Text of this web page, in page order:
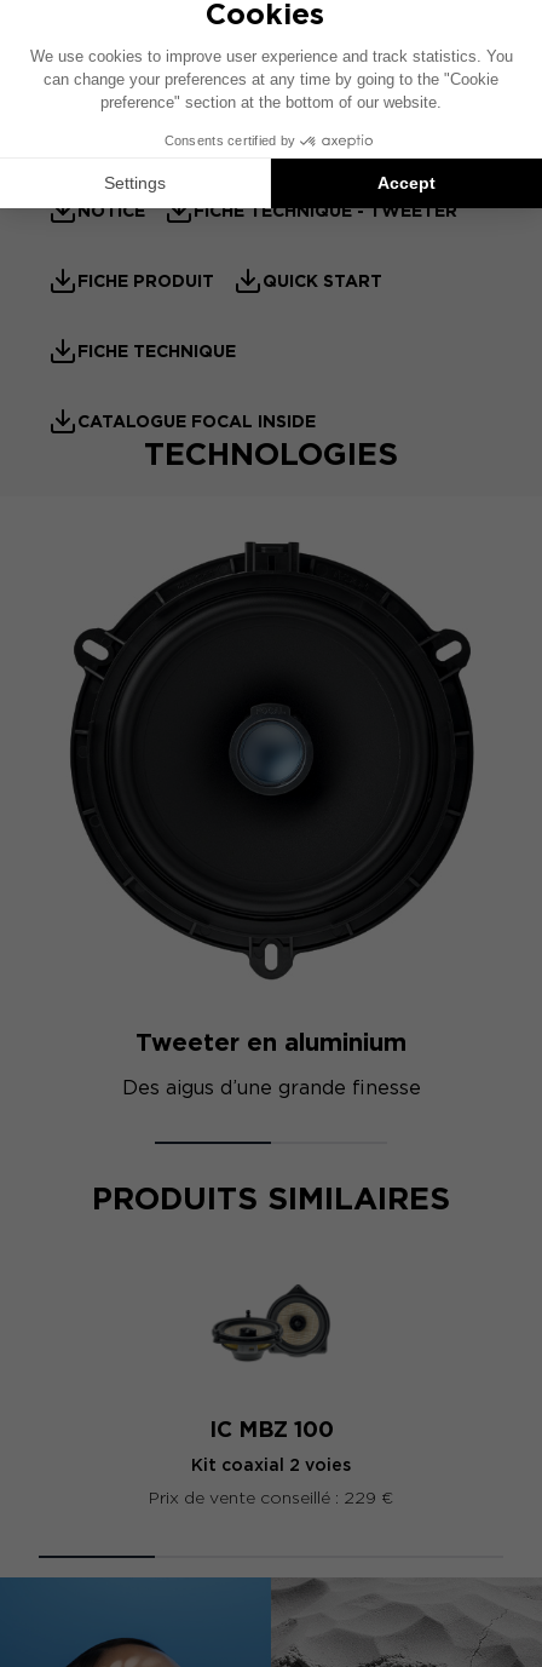
Accessoires Inclus
NOTICE FICHE TECHNIQUE - TWEETER
FICHE PRODUIT QUICK START
FICHE TECHNIQUE
CATALOGUE FOCAL INSIDE
TECHNOLOGIES
Tweeter en aluminium
Des aigus d’une grande finesse
PRODUITS SIMILAIRES
IC MBZ 100
Kit coaxial 2 voies
Prix de vente conseillé : 229 €